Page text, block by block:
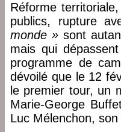
Réforme
publics, rupture
monde »sont
mais qui
programme de
dévoilé que le 12
le premier tour, un
Marie-George
Luc Mélenchon,